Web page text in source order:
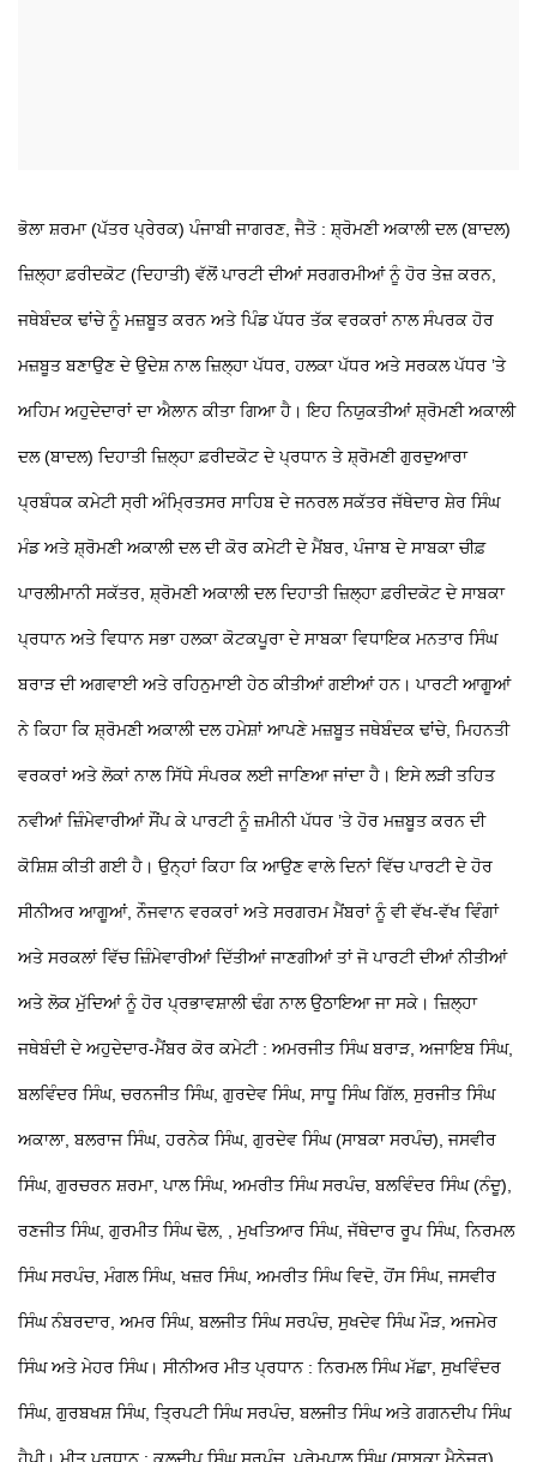
ਭੋਲਾ ਸ਼ਰਮਾ (ਪੱਤਰ ਪ੍ਰੇਰਕ) ਪੰਜਾਬੀ ਜਾਗਰਣ, ਜੈਤੋ : ਸ਼੍ਰੋਮਣੀ ਅਕਾਲੀ ਦਲ (ਬਾਦਲ)
ਜ਼ਿਲ੍ਹਾ ਫ਼ਰੀਦਕੋਟ (ਦਿਹਾਤੀ) ਵੱਲੋਂ ਪਾਰਟੀ ਦੀਆਂ ਸਰਗਰਮੀਆਂ ਨੂੰ ਹੋਰ ਤੇਜ਼ ਕਰਨ,
ਜਥੇਬੰਦਕ ਢਾਂਚੇ ਨੂੰ ਮਜ਼ਬੂਤ ਕਰਨ ਅਤੇ ਪਿੰਡ ਪੱਧਰ ਤੱਕ ਵਰਕਰਾਂ ਨਾਲ ਸੰਪਰਕ ਹੋਰ
ਮਜ਼ਬੂਤ ਬਣਾਉਣ ਦੇ ਉਦੇਸ਼ ਨਾਲ ਜ਼ਿਲ੍ਹਾ ਪੱਧਰ, ਹਲਕਾ ਪੱਧਰ ਅਤੇ ਸਰਕਲ ਪੱਧਰ ’ਤੇ
ਅਹਿਮ ਅਹੁਦੇਦਾਰਾਂ ਦਾ ਐਲਾਨ ਕੀਤਾ ਗਿਆ ਹੈ। ਇਹ ਨਿਯੁਕਤੀਆਂ ਸ਼੍ਰੋਮਣੀ ਅਕਾਲੀ
ਦਲ (ਬਾਦਲ) ਦਿਹਾਤੀ ਜ਼ਿਲ੍ਹਾ ਫ਼ਰੀਦਕੋਟ ਦੇ ਪ੍ਰਧਾਨ ਤੇ ਸ਼੍ਰੋਮਣੀ ਗੁਰਦੁਆਰਾ
ਪ੍ਰਬੰਧਕ ਕਮੇਟੀ ਸ੍ਰੀ ਅੰਮ੍ਰਿਤਸਰ ਸਾਹਿਬ ਦੇ ਜਨਰਲ ਸਕੱਤਰ ਜੱਥੇਦਾਰ ਸ਼ੇਰ ਸਿੰਘ
ਮੰਡ ਅਤੇ ਸ਼੍ਰੋਮਣੀ ਅਕਾਲੀ ਦਲ ਦੀ ਕੋਰ ਕਮੇਟੀ ਦੇ ਮੈਂਬਰ, ਪੰਜਾਬ ਦੇ ਸਾਬਕਾ ਚੀਫ਼
ਪਾਰਲੀਮਾਨੀ ਸਕੱਤਰ, ਸ਼੍ਰੋਮਣੀ ਅਕਾਲੀ ਦਲ ਦਿਹਾਤੀ ਜ਼ਿਲ੍ਹਾ ਫ਼ਰੀਦਕੋਟ ਦੇ ਸਾਬਕਾ
ਪ੍ਰਧਾਨ ਅਤੇ ਵਿਧਾਨ ਸਭਾ ਹਲਕਾ ਕੋਟਕਪੂਰਾ ਦੇ ਸਾਬਕਾ ਵਿਧਾਇਕ ਮਨਤਾਰ ਸਿੰਘ
ਬਰਾੜ ਦੀ ਅਗਵਾਈ ਅਤੇ ਰਹਿਨੁਮਾਈ ਹੇਠ ਕੀਤੀਆਂ ਗਈਆਂ ਹਨ। ਪਾਰਟੀ ਆਗੂਆਂ
ਨੇ ਕਿਹਾ ਕਿ ਸ਼੍ਰੋਮਣੀ ਅਕਾਲੀ ਦਲ ਹਮੇਸ਼ਾਂ ਆਪਣੇ ਮਜ਼ਬੂਤ ਜਥੇਬੰਦਕ ਢਾਂਚੇ, ਮਿਹਨਤੀ
ਵਰਕਰਾਂ ਅਤੇ ਲੋਕਾਂ ਨਾਲ ਸਿੱਧੇ ਸੰਪਰਕ ਲਈ ਜਾਣਿਆ ਜਾਂਦਾ ਹੈ। ਇਸੇ ਲੜੀ ਤਹਿਤ
ਨਵੀਆਂ ਜ਼ਿੰਮੇਵਾਰੀਆਂ ਸੌਂਪ ਕੇ ਪਾਰਟੀ ਨੂੰ ਜ਼ਮੀਨੀ ਪੱਧਰ ’ਤੇ ਹੋਰ ਮਜ਼ਬੂਤ ਕਰਨ ਦੀ
ਕੋਸ਼ਿਸ਼ ਕੀਤੀ ਗਈ ਹੈ। ਉਨ੍ਹਾਂ ਕਿਹਾ ਕਿ ਆਉਣ ਵਾਲੇ ਦਿਨਾਂ ਵਿੱਚ ਪਾਰਟੀ ਦੇ ਹੋਰ
ਸੀਨੀਅਰ ਆਗੂਆਂ, ਨੌਜਵਾਨ ਵਰਕਰਾਂ ਅਤੇ ਸਰਗਰਮ ਮੈਂਬਰਾਂ ਨੂੰ ਵੀ ਵੱਖ-ਵੱਖ ਵਿੰਗਾਂ
ਅਤੇ ਸਰਕਲਾਂ ਵਿੱਚ ਜ਼ਿੰਮੇਵਾਰੀਆਂ ਦਿੱਤੀਆਂ ਜਾਣਗੀਆਂ ਤਾਂ ਜੋ ਪਾਰਟੀ ਦੀਆਂ ਨੀਤੀਆਂ
ਅਤੇ ਲੋਕ ਮੁੱਦਿਆਂ ਨੂੰ ਹੋਰ ਪ੍ਰਭਾਵਸ਼ਾਲੀ ਢੰਗ ਨਾਲ ਉਠਾਇਆ ਜਾ ਸਕੇ। ਜ਼ਿਲ੍ਹਾ
ਜਥੇਬੰਦੀ ਦੇ ਅਹੁਦੇਦਾਰ-ਮੈਂਬਰ ਕੋਰ ਕਮੇਟੀ : ਅਮਰਜੀਤ ਸਿੰਘ ਬਰਾੜ, ਅਜਾਇਬ ਸਿੰਘ,
ਬਲਵਿੰਦਰ ਸਿੰਘ, ਚਰਨਜੀਤ ਸਿੰਘ, ਗੁਰਦੇਵ ਸਿੰਘ, ਸਾਧੂ ਸਿੰਘ ਗਿੱਲ, ਸੁਰਜੀਤ ਸਿੰਘ
ਅਕਾਲਾ, ਬਲਰਾਜ ਸਿੰਘ, ਹਰਨੇਕ ਸਿੰਘ, ਗੁਰਦੇਵ ਸਿੰਘ (ਸਾਬਕਾ ਸਰਪੰਚ), ਜਸਵੀਰ
ਸਿੰਘ, ਗੁਰਚਰਨ ਸ਼ਰਮਾ, ਪਾਲ ਸਿੰਘ, ਅਮਰੀਤ ਸਿੰਘ ਸਰਪੰਚ, ਬਲਵਿੰਦਰ ਸਿੰਘ (ਨੰਦੂ),
ਰਣਜੀਤ ਸਿੰਘ, ਗੁਰਮੀਤ ਸਿੰਘ ਢੋਲ, , ਮੁਖਤਿਆਰ ਸਿੰਘ, ਜੱਥੇਦਾਰ ਰੂਪ ਸਿੰਘ, ਨਿਰਮਲ
ਸਿੰਘ ਸਰਪੰਚ, ਮੰਗਲ ਸਿੰਘ, ਖਜ਼ਰ ਸਿੰਘ, ਅਮਰੀਤ ਸਿੰਘ ਵਿਦੋ, ਹੋਂਸ ਸਿੰਘ, ਜਸਵੀਰ
ਸਿੰਘ ਨੰਬਰਦਾਰ, ਅਮਰ ਸਿੰਘ, ਬਲਜੀਤ ਸਿੰਘ ਸਰਪੰਚ, ਸੁਖਦੇਵ ਸਿੰਘ ਮੌੜ, ਅਜਮੇਰ
ਸਿੰਘ ਅਤੇ ਮੇਹਰ ਸਿੰਘ। ਸੀਨੀਅਰ ਮੀਤ ਪ੍ਰਧਾਨ : ਨਿਰਮਲ ਸਿੰਘ ਮੱਛਾ, ਸੁਖਵਿੰਦਰ
ਸਿੰਘ, ਗੁਰਬਖਸ਼ ਸਿੰਘ, ਤਿ੍ਰਪਟੀ ਸਿੰਘ ਸਰਪੰਚ, ਬਲਜੀਤ ਸਿੰਘ ਅਤੇ ਗਗਨਦੀਪ ਸਿੰਘ